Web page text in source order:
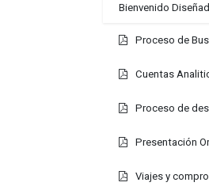
Bienvenido
Proceso de
Cuentas
Proceso de
Presentación
Viajes y